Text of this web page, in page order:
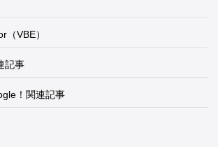
（VBE）
記事
！関連記事